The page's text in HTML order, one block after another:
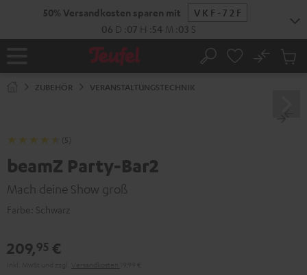
50% Versandkosten sparen mit
VKF-72F
06 D 07 H 54 M 02 S
Startseite Suche
No
ZUBEHÖR VERANSTALTUNGSTECHNIK
(5)
beamZ Party-Bar2
Mach deine Show groß
Farbe: Schwarz
209,95 €